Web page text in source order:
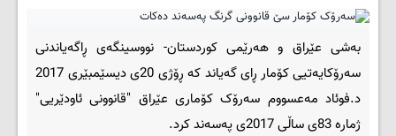
به‌شی عێراق و هه‌رێمی کوردستان- نووسینگه‌ی ڕاگه‌یاندنی
سه‌رۆكایه‌تیی كۆمار ڕای گه‌یاند كه‌ ڕۆژی 20ی دیسێمبێری 2017
د.فوئاد مه‌عسووم سه‌رۆک كۆماری عێراق "قانوونی ئاودێریی"
ژماره‌ 83ی ساڵی 2017ی په‌سه‌ند كرد.